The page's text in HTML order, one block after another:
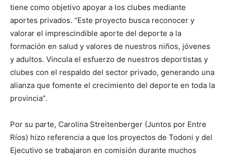
tiene como objetivo apoyar a los clubes mediante
aportes privados. “Este proyecto busca reconocer y
valorar el imprescindible aporte del deporte a la
formación en salud y valores de nuestros niños, jóvenes
y adultos. Vincula el esfuerzo de nuestros deportistas y
clubes con el respaldo del sector privado, generando una
alianza que fomente el crecimiento del deporte en toda la
provincia”.
Por su parte, Carolina Streitenberger (Juntos por Entre
Ríos) hizo referencia a que los proyectos de Todoni y del
Ejecutivo se trabajaron en comisión durante muchos